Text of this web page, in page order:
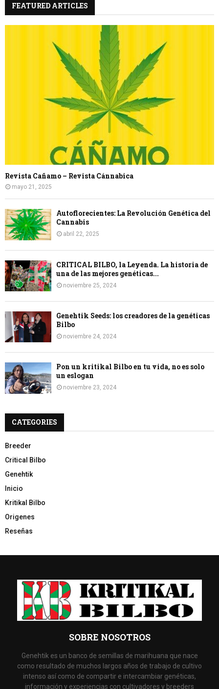
R
FEATURED ARTICLES
Revista Cañamo – Revista Cánnabica
mayo 21, 2025
Autoflorecientes: La Revolución Genética del
Cannabis
abril 22, 2025
CRITICAL BILBO, la Leyenda. La historia de
una de las mejores genéticas...
noviembre 25, 2024
Genehtik Seeds: los creadores de la genéticas
Bilbo
noviembre 24, 2024
Pon un kritikal Bilbo en tu vida, no es solo
un eslogan
noviembre 23, 2024
CATEGORIES
Breeder
Critical Bilbo
Genehtik
Inicio
Kritikal Bilbo
Origenes
Reseñas
SOBRE NOSOTROS
Genehtik es un banco de semillas de marihuana que nace
como resultado de muchos largos años de trabajo de cultivo
intenso así como de compartir e intercambiar genéticas,
información y experiencias con cultivadores y breeders